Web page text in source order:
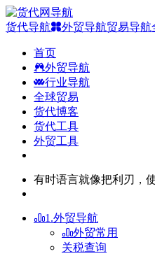
货代导航 外贸导航贸易导航
首页
外贸导航
行业导航
全球贸易
货代博客
货代工具
外贸工具
有时语言就像把利刃，
1.外贸导航
外贸常用
关税查询